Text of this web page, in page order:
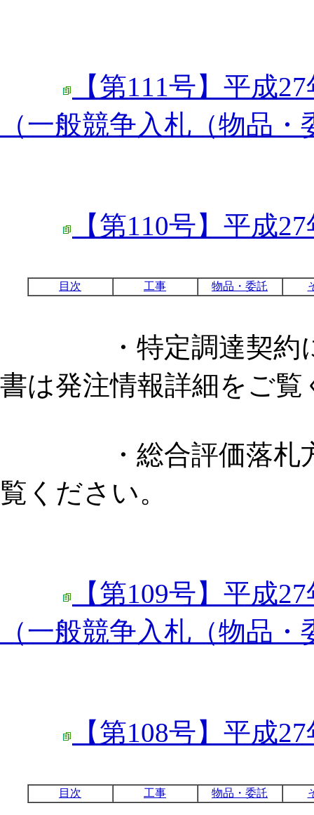
【第111号】平成
（一般競争入札（物品
【第110号】平成
目次 工事 物品・委託
・特定調達契約に
書は発注情報詳細をご覧
・総合評価落札方
覧ください。
【第109号】平成
（一般競争入札（物品
【第108号】平成
目次 工事 物品・委託